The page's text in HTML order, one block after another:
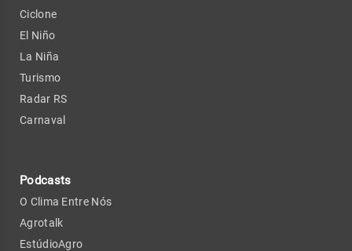
Ciclone
El Niño
La Niña
Turismo
Radar RS
Carnaval
Podcasts
O Clima Entre Nós
Agrotalk
EstúdioAgro